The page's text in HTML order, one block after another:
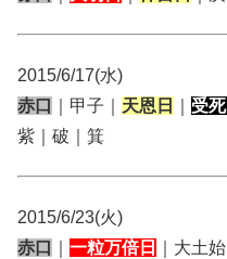
2015/6/17(水)
赤口
｜甲子｜ 天恩日 受死
紫｜破｜箕
2015/6/23(火)
赤口
一粒万倍日 ｜大土